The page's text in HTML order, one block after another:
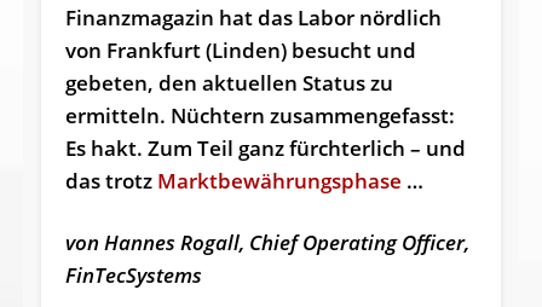
Finanzmagazin hat das Labor nördlich
von Frankfurt (Linden) besucht und
gebeten, den aktuellen Status zu
ermitteln. Nüchtern zusammengefasst:
Es hakt. Zum Teil ganz fürchterlich – und
das trotz Marktbewährungsphase …
von Hannes Rogall, Chief Operating Officer,
FinTecSystems